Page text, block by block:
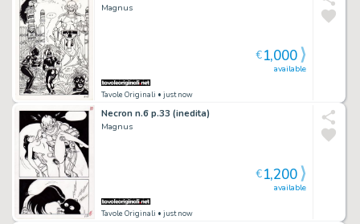
Magnus
Tavole Originali • just now
available
€1,000
Necron n.6 p.33 (inedita)
Magnus
Tavole Originali • just now
available
€1,200